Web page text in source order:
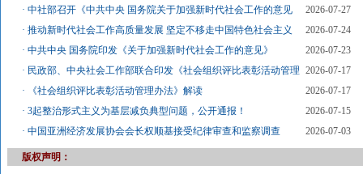
·中社部召开《中共中央 国务院关于加强新时代社会工作的意见
2026-07-27
·推动新时代社会工作高质量发展 坚定不移走中国特色社会主义
2026-07-24
·中共中央 国务院印发《关于加强新时代社会工作的意见》
2026-07-23
· 民政部、中央社会工作部联合印发《社会组织评比表彰活动管理
2026-07-17
·
《社会组织评比表彰活动管理办法》解读
2026-07-17
·3起整治形式主义为基层减负典型问题，公开通报！
2026-07-15
·中国亚洲经济发展协会会长权顺基接受纪律审查和监察调查 2026-07-03
版权声明：